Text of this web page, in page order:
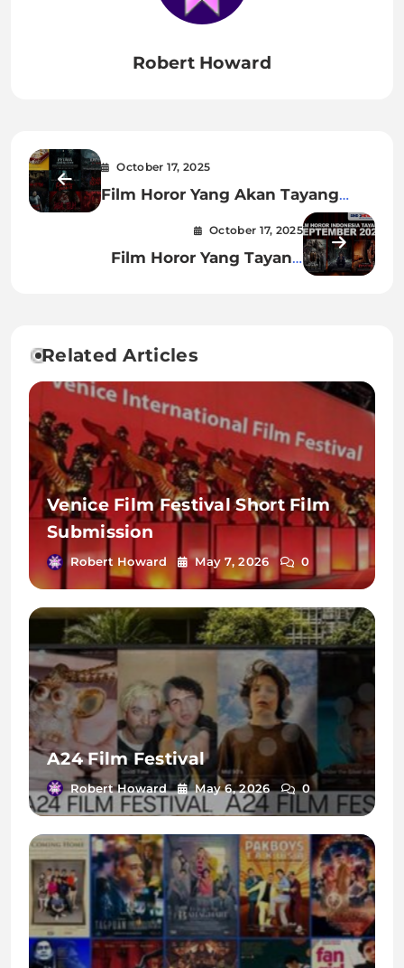
Robert Howard
October 17, 2025
Film Horor Yang Akan Tayang
October 17, 2025
Film Horor Yang Tayang
Related Articles
Venice Film Festival Short Film
Submission
Robert Howard May 7, 2026 0
A24 Film Festival
Robert Howard May 6, 2026 0